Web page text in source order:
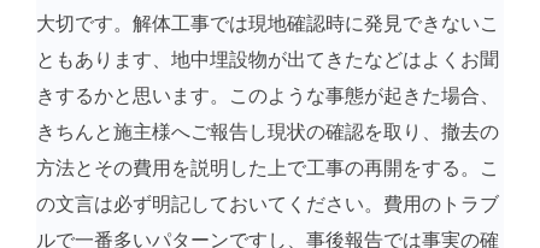
大切です。解体工事では現地確認時に発見できないこ
ともあります、地中埋設物が出てきたなどはよくお聞
きするかと思います。このような事態が起きた場合、
きちんと施主様へご報告し現状の確認を取り、撤去の
方法とその費用を説明した上で工事の再開をする。こ
の文言は必ず明記しておいてください。費用のトラブ
ルで一番多いパターンですし、事後報告では事実の確